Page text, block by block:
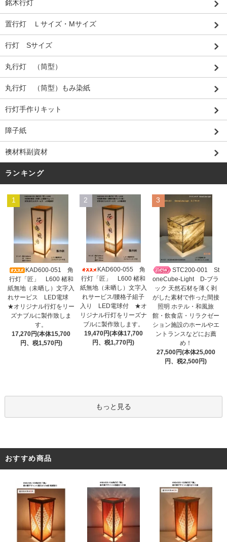
銘木行灯
置行灯 Ｌサイズ・Mサイズ
行灯 Sサイズ
丸行灯 （筒型）
丸行灯 （筒型）もみ染紙
行灯手作りキット
障子紙
襖材料副資材
ランキング
1
KAD600-051 角
行灯「匠」 L600 楮和
紙無地（未晒し）文字入
れサービス LED電球
★オリジナル行灯をリー
ズナブルに製作致しま
す。
17,270円(本体15,700
円、税1,570円)
2
KAD600-055 角
行灯「匠」 L600 楮和
紙無地（未晒し）文字入
れサービス/腰格子組子
入り LED電球付 ★オ
リジナル行灯をリーズナ
ブルに製作致します。
19,470円(本体17,700
円、税1,770円)
3
STC200-001 St
oneCube-Light D-ブラ
ック 天然石材を薄く剥
がした素材で作った間接
照明 ホテル・和風旅
館・飲食店・リラクゼー
ション施設のホールやエ
ントランスなどにお薦
め！
27,500円(本体25,000
円、税2,500円)
もっと見る
おすすめ商品